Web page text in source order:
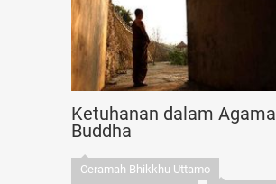
Ketuhanan dalam Agama
Buddha
Ceramah Bhikkhu Uttamo